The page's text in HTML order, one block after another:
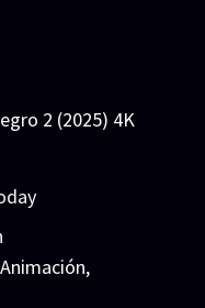
2 (2025) 4K
Animación,